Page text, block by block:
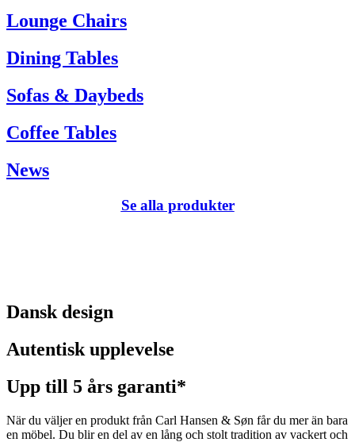
Tel. +45 66 12 14 04
info@carlhansen.dk
Lounge Chairs
Dining Tables
Sofas & Daybeds
Coffee Tables
News
Se alla produkter
Dansk design
Autentisk upplevelse
Upp till 5 års garanti*
När du väljer en produkt från Carl Hansen & Søn får du mer än bara
en möbel. Du blir en del av en lång och stolt tradition av vackert och